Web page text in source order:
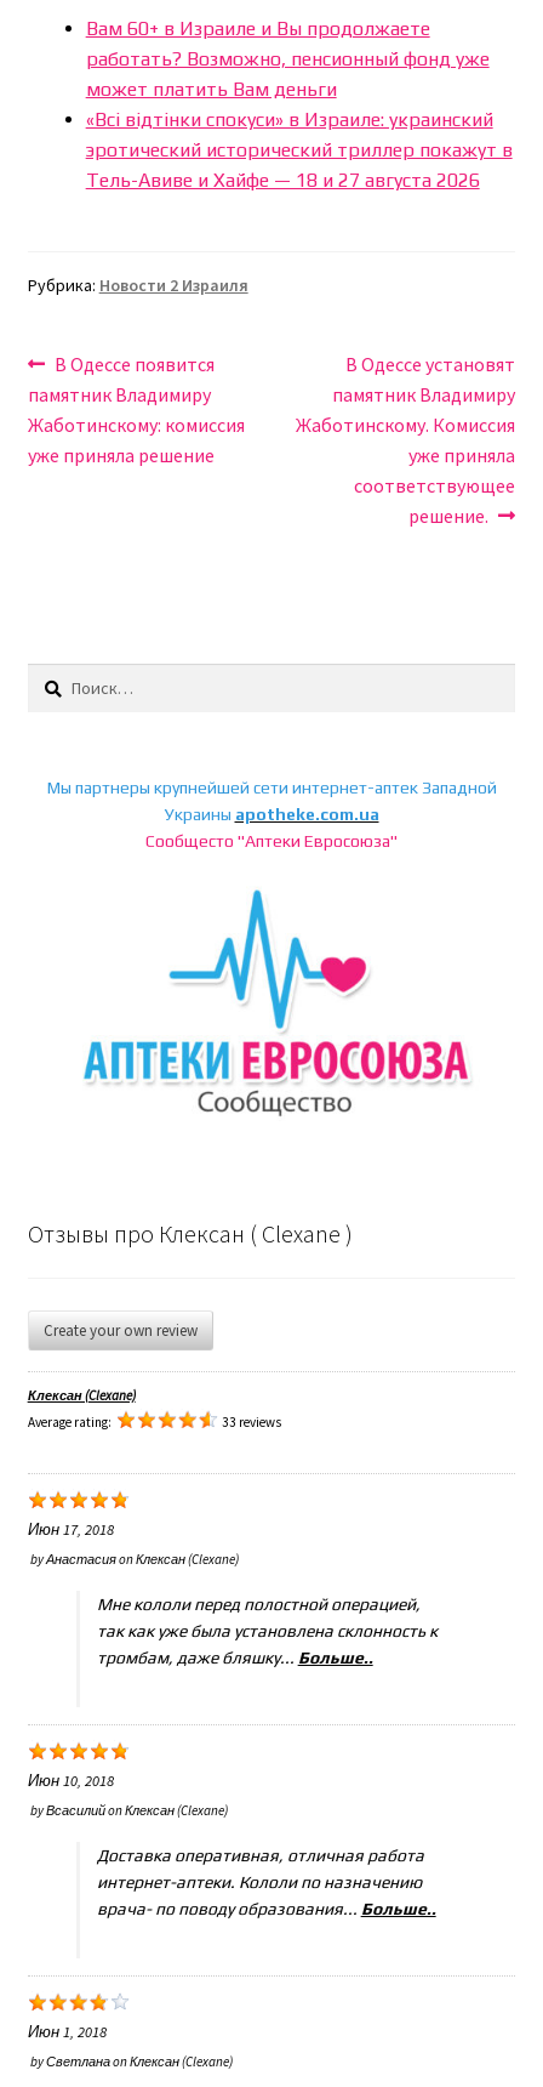
Вам 60+ в Израиле и Вы продолжаете
работать? Возможно, пенсионный фонд уже
может платить Вам деньги
«Всі відтінки спокуси» в Израиле: украинский
эротический исторический триллер покажут в
Тель-Авиве и Хайфе — 18 и 27 августа 2026
Рубрика: Новости 2 Израиля
Навигация
по
записям
Предыдущая
запись:
В Одессе появится
памятник Владимиру
Жаботинскому: комиссия
уже приняла решение
Следующая
запись:
В Одессе установят
памятник Владимиру
Жаботинскому. Комиссия
уже приняла
соответствующее
решение.
Найти:
Мы партнеры крупнейшей сети интернет-аптек Западной
Украины apotheke.com.ua
Сообщесто "Аптеки Евросоюза"
Отзывы про Клексан ( Clexane )
Create your own review
Клексан (Clexane)
Average rating:
33 reviews
Июн 17, 2018
byАнастасияonКлексан (Clexane)
Мне кололи перед полостной операцией,
так как уже была установлена склонность к
тромбам, даже бляшку... Больше..
Июн 10, 2018
byВсасилийonКлексан (Clexane)
Доставка оперативная, отличная работа
интернет-аптеки. Кололи по назначению
врача- по поводу образования... Больше..
Июн 1, 2018
byСветланаonКлексан (Clexane)